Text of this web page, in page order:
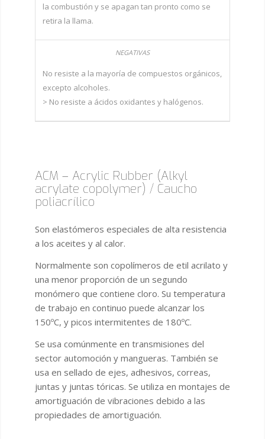
la combustión y se apagan tan pronto como se
retira la llama.
No resiste a la mayoría de compuestos orgánicos,
excepto alcoholes.
> No resiste a ácidos oxidantes y halógenos.
ACM – Acrylic Rubber (Alkyl
acrylate copolymer) / Caucho
poliacrílico
Son elastómeros especiales de alta resistencia
a los aceites y al calor.
Normalmente son copolímeros de etil acrilato y
una menor proporción de un segundo
monómero que contiene cloro. Su temperatura
de trabajo en continuo puede alcanzar los
150ºC, y picos intermitentes de 180ºC.
Se usa comúnmente en transmisiones del
sector automoción y mangueras. También se
usa en sellado de ejes, adhesivos, correas,
juntas y juntas tóricas. Se utiliza en montajes de
amortiguación de vibraciones debido a las
propiedades de amortiguación.